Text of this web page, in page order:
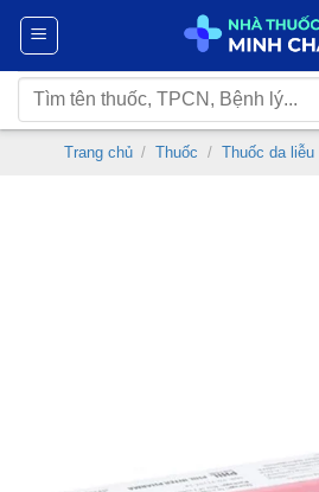
Chuyển
nội
dung
Tìm
kiếm:
Trang chủ / Thuốc / Thuốc da liễu